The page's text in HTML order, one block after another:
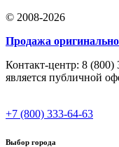
© 2008-2026
Продажа
Контакт-центр: 8
является публичной
+7 (800) 333-64-63
Выбор города